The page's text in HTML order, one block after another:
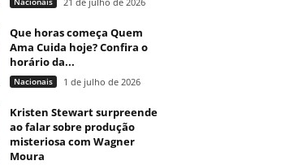
Que horas começa Quem
Ama Cuida hoje? Confira o
horário da...
Nacionais 1 de julho de 2026
Kristen Stewart surpreende
ao falar sobre produção
misteriosa com Wagner
Moura